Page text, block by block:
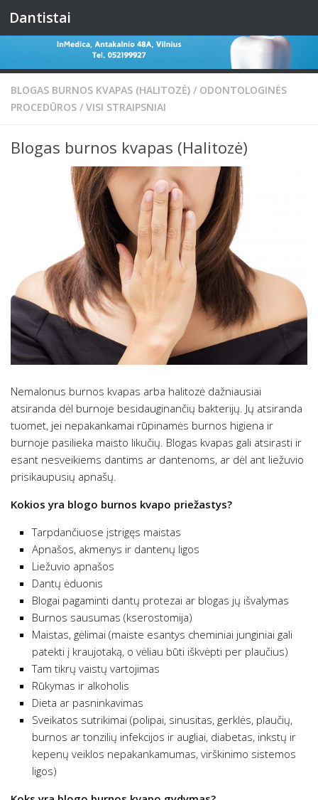
Skip to content
Dantistai
BLOGAS BURNOS KVAPAS (HALITOZĖ) / ODONTOLOGINĖS
PROCEDŪROS / VISI STRAIPSNIAI
Blogas burnos kvapas (Halitozė)
Nemalonus burnos kvapas arba halitozė dažniausiai
atsiranda dėl burnoje besidauginančių bakterijų. Jų atsiranda
tuomet, jei nepakankamai rūpinamės burnos higiena ir
burnoje pasilieka maisto likučių. Blogas kvapas gali atsirasti ir
esant nesveikiems dantims ar dantenoms, ar dėl ant liežuvio
prisikaupusių apnašų.
Kokios yra blogo burnos kvapo priežastys?
Tarpdančiuose įstrigęs maistas
Apnašos, akmenys ir dantenų ligos
Liežuvio apnašos
Dantų ėduonis
Blogai pagaminti dantų protezai ar blogas jų išvalymas
Burnos sausumas (kserostomija)
Maistas, gėlimai (maiste esantys cheminiai junginiai gali
patekti į kraujotaką, o vėliau būti iškvėpti per plaučius)
Tam tikrų vaistų vartojimas
Rūkymas ir alkoholis
Dieta ar pasninkavimas
Sveikatos sutrikimai (polipai, sinusitas, gerklės, plaučių,
burnos ar tonzilių infekcijos ir augliai, diabetas, inkstų ir
kepenų veiklos nepakankamumas, virškinimo sistemos
ligos)